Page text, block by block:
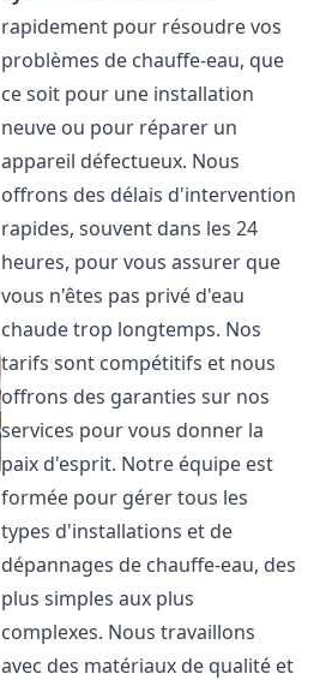
rapidement pour résoudre vos
problèmes de chauffe-eau, que
ce soit pour une installation
neuve ou pour réparer un
appareil défectueux. Nous
offrons des délais d'intervention
rapides, souvent dans les 24
heures, pour vous assurer que
vous n'êtes pas privé d'eau
chaude trop longtemps. Nos
tarifs sont compétitifs et nous
offrons des garanties sur nos
services pour vous donner la
paix d'esprit. Notre équipe est
formée pour gérer tous les
types d'installations et de
dépannages de chauffe-eau, des
plus simples aux plus
complexes. Nous travaillons
avec des matériaux de qualité et